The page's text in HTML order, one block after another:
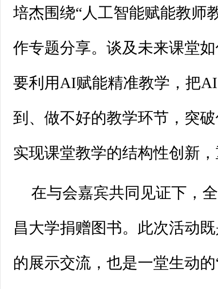
培杰围绕“人工智能赋能教师
作专题分享。谈及未来课堂
要利用AI赋能精准教学，把
到、做不好的教学环节，突
实现课堂教学的结构性创新
在与会嘉宾共同见证下，
昌大学捐赠图书。此次活动
的展示交流，也是一堂生动